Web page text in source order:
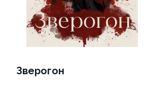
Зверогон